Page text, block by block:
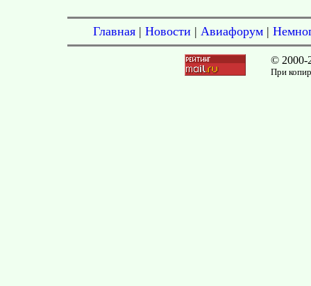
Главная | Новости | Авиафорум |
© 2000-
При